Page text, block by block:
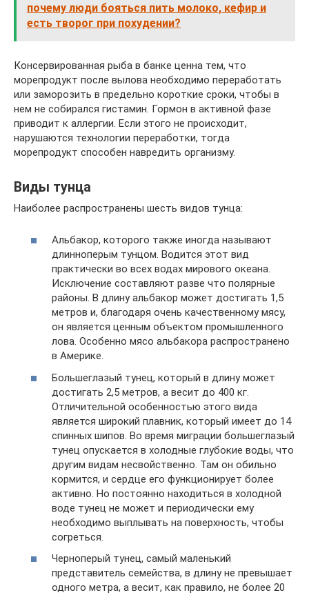
почему люди бояться пить молоко, кефир и
есть творог при похудении?
Консервированная рыба в банке ценна тем, что
морепродукт после вылова необходимо переработать
или заморозить в предельно короткие сроки, чтобы в
нем не собирался гистамин. Гормон в активной фазе
приводит к аллергии. Если этого не происходит,
нарушаются технологии переработки, тогда
морепродукт способен навредить организму.
Виды тунца
Наиболее распространены шесть видов тунца:
Альбакор, которого также иногда называют
длинноперым тунцом. Водится этот вид
практически во всех водах мирового океана.
Исключение составляют разве что полярные
районы. В длину альбакор может достигать 1,5
метров и, благодаря очень качественному мясу,
он является ценным объектом промышленного
лова. Особенно мясо альбакора распространено
в Америке.
Большеглазый тунец, который в длину может
достигать 2,5 метров, а весит до 400 кг.
Отличительной особенностью этого вида
является широкий плавник, который имеет до 14
спинных шипов. Во время миграции большеглазый
тунец опускается в холодные глубокие воды, что
другим видам несвойственно. Там он обильно
кормится, и сердце его функционирует более
активно. Но постоянно находиться в холодной
воде тунец не может и периодически ему
необходимо выплывать на поверхность, чтобы
согреться.
Черноперый тунец, самый маленький
представитель семейства, в длину не превышает
одного метра, а весит, как правило, не более 20